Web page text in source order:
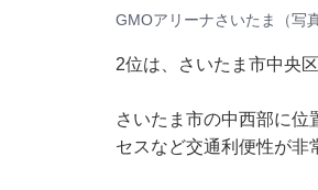
GMOアリーナさいたま（写
2位は、さいたま市中央区
さいたま市の中西部に位
セスなど交通利便性が非